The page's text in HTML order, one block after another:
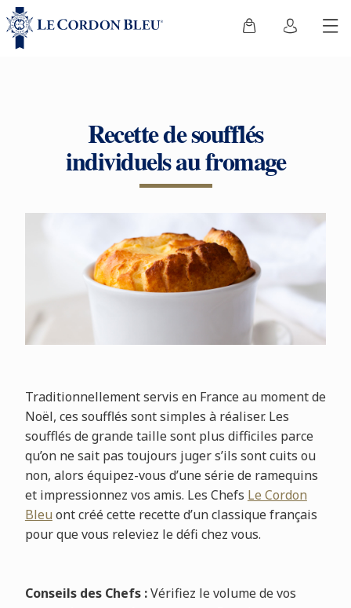
Recette de soufflés
individuels au fromage
Traditionnellement servis en France au moment de
Noël, ces soufflés sont simples à réaliser. Les
soufflés de grande taille sont plus difficiles parce
qu’on ne sait pas toujours juger s’ils sont cuits ou
non, alors équipez-vous d’une série de ramequins
et impressionnez vos amis. Les Chefs Le Cordon
Bleu ont créé cette recette d’un classique français
pour que vous releviez le défi chez vous.
Conseils des Chefs :Vérifiez le volume de vos